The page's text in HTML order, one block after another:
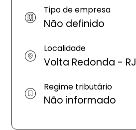
Tipo de empresa
Não definido
Localidade
Volta Redonda - RJ
Regime tributário
Não informado